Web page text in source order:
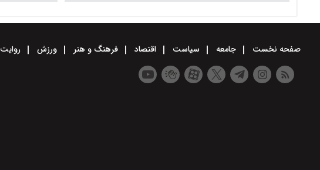
صفحه نخست جامعه سیاست اقتصاد فرهنگ و هنر ورزش روایت